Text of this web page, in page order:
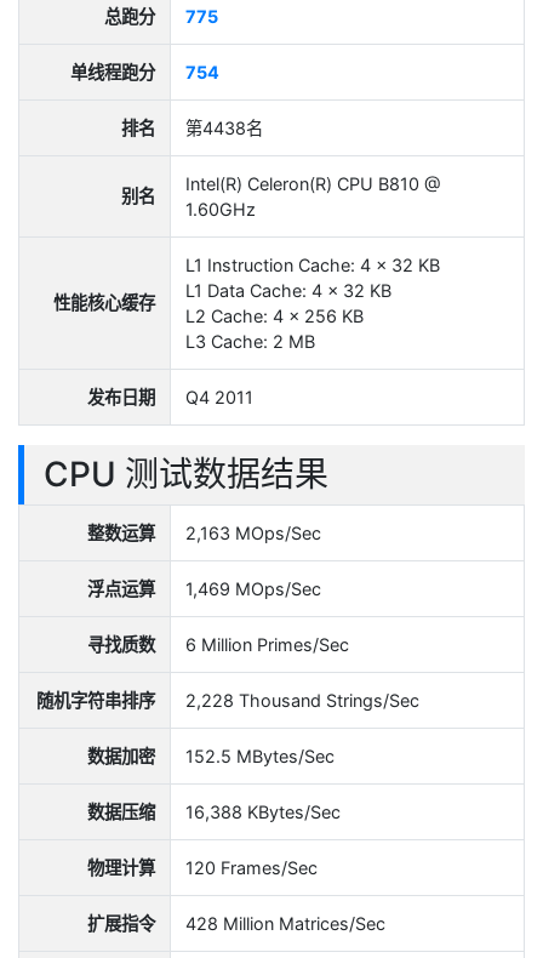
总跑分 775
单线程跑分 754
排名 第4438名
别名
Intel(R) Celeron(R) CPU B810 @
1.60GHz
性能核心缓存
L1 Instruction Cache: 4 x 32 KB
L1 Data Cache: 4 x 32 KB
L2 Cache: 4 x 256 KB
L3 Cache: 2 MB
发布日期 Q4 2011
CPU 测试数据结果
整数运算 2,163 MOps/Sec
浮点运算 1,469 MOps/Sec
寻找质数 6 Million Primes/Sec
随机字符串排序 2,228 Thousand Strings/Sec
数据加密 152.5 MBytes/Sec
数据压缩 16,388 KBytes/Sec
物理计算 120 Frames/Sec
扩展指令 428 Million Matrices/Sec